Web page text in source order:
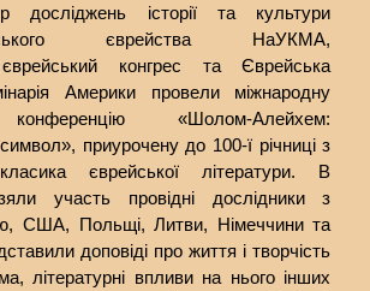
досліджень історії та культури
єврейства НаУКМА,
єврейський конгрес та Єврейська
Америки провели міжнародну
«Шолом-Алейхем:
приурочену до 100-ї річниці з
єврейської літератури. В
участь провідні дослідники з
США, Польщі, Литви, Німеччини та
доповіді про життя і творчість
літературні впливи на нього інших